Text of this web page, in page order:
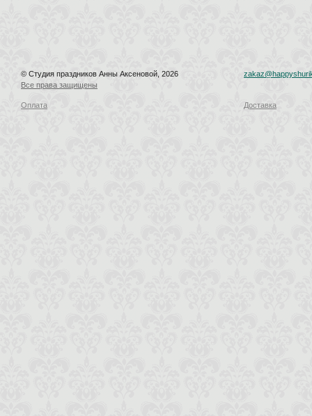
© Студия праздников Анны Аксеновой, 2026
Все права защищены
Оплата Доставка